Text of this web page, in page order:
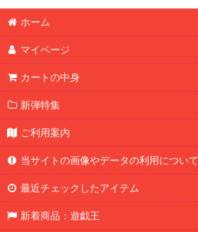
ホーム
マイページ
カートの中身
新弾特集
ご利用案内
当サイトの画像やデータの利用について
最近チェックしたアイテム
新着商品：遊戯王